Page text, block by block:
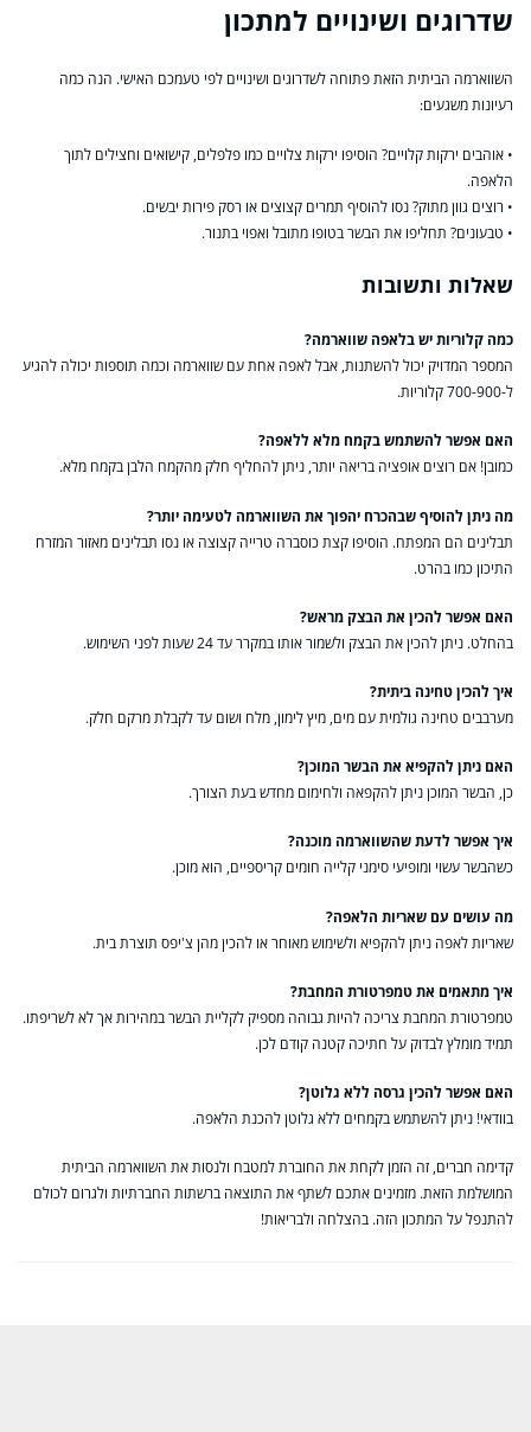
שדרוגים ושינויים למתכון
השווארמה הביתית הזאת פתוחה לשדרוגים ושינויים לפי טעמכם האישי. הנה כמה
רעיונות משגעים:
• אוהבים ירקות קלויים? הוסיפו ירקות צלויים כמו פלפלים, קישואים וחצילים לתוך
הלאפה.
• רוצים גוון מתוק? נסו להוסיף תמרים קצוצים או רסק פירות יבשים.
• טבעונים? תחליפו את הבשר בטופו מתובל ואפוי בתנור.
שאלות ותשובות
כמה קלוריות יש בלאפה שווארמה?
המספר המדויק יכול להשתנות, אבל לאפה אחת עם שווארמה וכמה תוספות יכולה להגיע
ל-700-900 קלוריות.
האם אפשר להשתמש בקמח מלא ללאפה?
כמובן! אם רוצים אופציה בריאה יותר, ניתן להחליף חלק מהקמח הלבן בקמח מלא.
מה ניתן להוסיף שבהכרח יהפוך את השווארמה לטעימה יותר?
תבלינים הם המפתח. הוסיפו קצת כוסברה טרייה קצוצה או נסו תבלינים מאזור המזרח
התיכון כמו בהרט.
האם אפשר להכין את הבצק מראש?
בהחלט. ניתן להכין את הבצק ולשמור אותו במקרר עד 24 שעות לפני השימוש.
איך להכין טחינה ביתית?
מערבבים טחינה גולמית עם מים, מיץ לימון, מלח ושום עד לקבלת מרקם חלק.
האם ניתן להקפיא את הבשר המוכן?
כן, הבשר המוכן ניתן להקפאה ולחימום מחדש בעת הצורך.
איך אפשר לדעת שהשווארמה מוכנה?
כשהבשר עשוי ומופיעי סימני קלייה חומים קריספיים, הוא מוכן.
מה עושים עם שאריות הלאפה?
שאריות לאפה ניתן להקפיא ולשימוש מאוחר או להכין מהן צ'יפס תוצרת בית.
איך מתאמים את טמפרטורת המחבת?
טמפרטורת המחבת צריכה להיות גבוהה מספיק לקליית הבשר במהירות אך לא לשריפתו.
תמיד מומלץ לבדוק על חתיכה קטנה קודם לכן.
האם אפשר להכין גרסה ללא גלוטן?
בוודאי! ניתן להשתמש בקמחים ללא גלוטן להכנת הלאפה.
קדימה חברים, זה הזמן לקחת את החוברת למטבח ולנסות את השווארמה הביתית
המושלמת הזאת. מזמינים אתכם לשתף את התוצאה ברשתות החברתיות ולגרום לכולם
להתנפל על המתכון הזה. בהצלחה ולבריאות!